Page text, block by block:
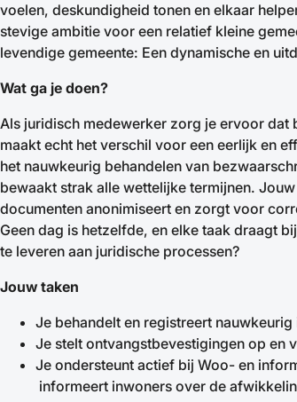
voelen, deskundigheid tonen en elkaar
stevige ambitie voor een relatief kleine
levendige gemeente: Een dynamische en
Wat ga je doen?
Als juridisch medewerker zorg je ervoor
maakt echt het verschil voor een eerlijk en
het nauwkeurig behandelen van
bewaakt strak alle wettelijke termijnen.
documenten anonimiseert en zorgt voor
Geen dag is hetzelfde, en elke taak draagt
te leveren aan juridische processen?
Jouw taken
Je behandelt en registreert
Je stelt ontvangstbevestigingen op en
Je ondersteunt actief bij Woo- en
informeert inwoners over de